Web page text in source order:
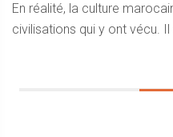
En réalité, la culture
civilisations qui y ont vécu.